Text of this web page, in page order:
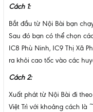
Cách 1:
Bắt đầu từ Nội Bài bạn
Sau đó bạn có thể chọn
IC8 Phù Ninh, IC9 Thị Xã
ra khỏi cao tốc vào các
Cách 2:
Xuất phát từ Nội Bài đi
Việt Trì với khoảng cách là